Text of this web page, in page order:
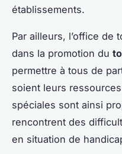
établissements.
Par ailleurs, l’office de
dans la promotion du
permettre à tous de
soient leurs
spéciales sont ainsi
rencontrent des
en situation de